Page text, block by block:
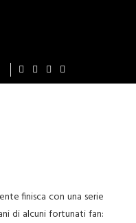
finisca con una serie
di alcuni fortunati fan: